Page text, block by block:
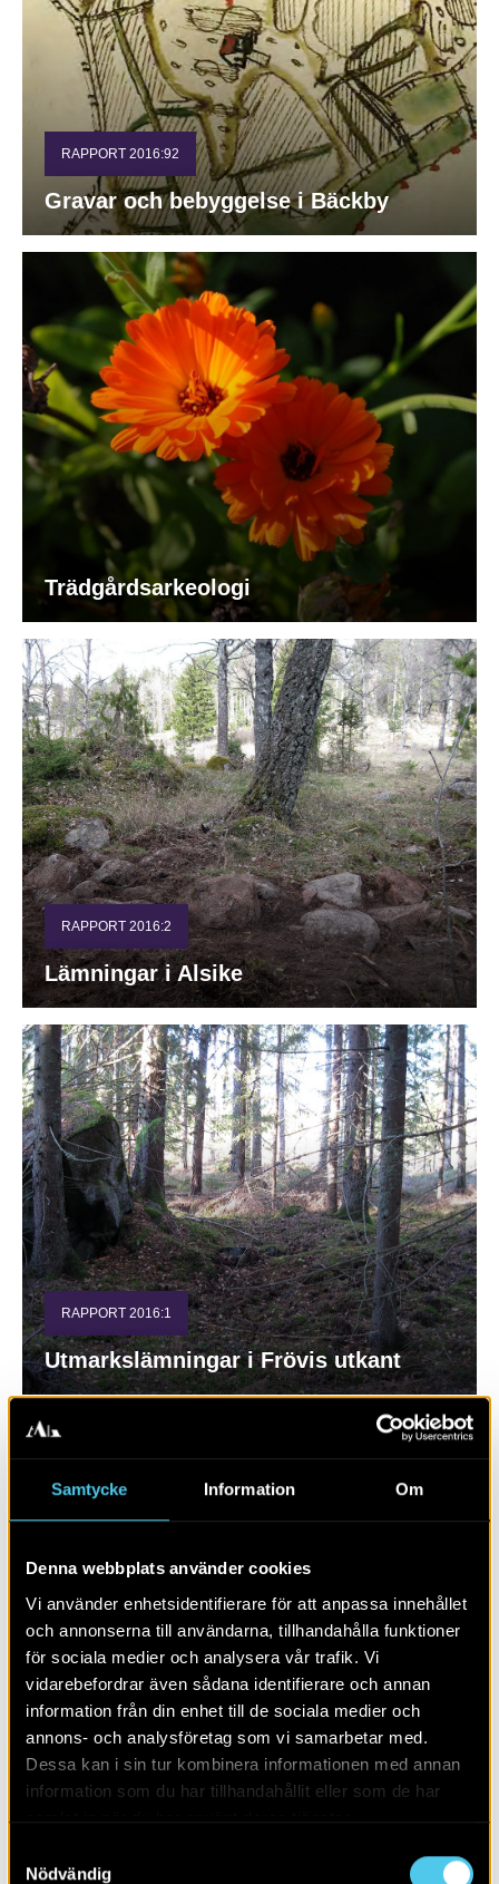
Samtycke Information Om
Denna webbplats använder cookies
Vi använder enhetsidentifierare för att anpassa innehållet
och annonserna till användarna, tillhandahålla funktioner
för sociala medier och analysera vår trafik. Vi
vidarebefordrar även sådana identifierare och annan
information från din enhet till de sociala medier och
annons- och analysföretag som vi samarbetar med.
Dessa kan i sin tur kombinera informationen med annan
information som du har tillhandahållit eller som de har
Nödvändig
RAPPORT 2016:92
Gravar och bebyggelse i Bäckby
Trädgårdsarkeologi
RAPPORT 2016:2
Lämningar i Alsike
RAPPORT 2016:1
Utmarkslämningar i Frövis utkant
RAPPORT 2016:77
Båthus, stadsgårdar och stadsliv